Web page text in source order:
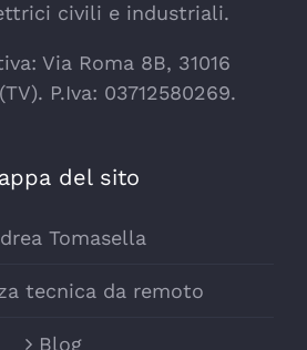
civili e industriali.
Via Roma 8B, 31016
P.Iva: 03712580269.
del sito
Tomasella
tecnica da remoto
Blog